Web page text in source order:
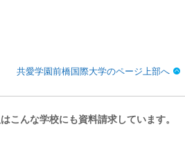
共愛学園前橋国際大学のページ上部へ
こんな学校にも資料請求しています。